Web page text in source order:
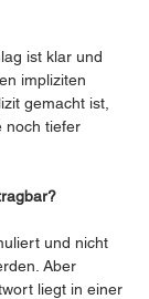
ist klar und
impliziten
gemacht ist,
noch tiefer
und nicht
Aber
liegt in einer